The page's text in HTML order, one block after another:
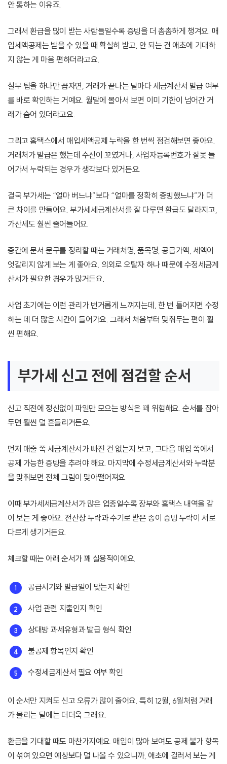
안 통하는 이유죠.
그래서 환급을 많이 받는 사람들일수록 증빙을 더 촘촘하게 챙겨요. 매
입세액공제는 받을 수 있을 때 확실히 받고, 안 되는 건 애초에 기대하
지 않는 게 마음 편하더라고요.
실무 팁을 하나만 꼽자면, 거래가 끝나는 날마다 세금계산서 발급 여부
를 바로 확인하는 거예요. 월말에 몰아서 보면 이미 기한이 넘어간 거
래가 숨어 있더라고요.
그리고 홈택스에서 매입세액공제 누락을 한 번씩 점검해보면 좋아요.
거래처가 발급은 했는데 수신이 꼬였거나, 사업자등록번호가 잘못 들
어가서 누락되는 경우가 생각보다 있거든요.
결국 부가세는 “얼마 버느냐”보다 “얼마를 정확히 증빙했느냐”가 더
큰 차이를 만들어요. 부가세세금계산서를 잘 다루면 환급도 달라지고,
가산세도 훨씬 줄어들어요.
중간에 문서 문구를 정리할 때는 거래처명, 품목명, 공급가액, 세액이
엇갈리지 않게 보는 게 좋아요. 의외로 오탈자 하나 때문에 수정세금계
산서가 필요한 경우가 많거든요.
사업 초기에는 이런 관리가 번거롭게 느껴지는데, 한 번 틀어지면 수정
하는 데 더 많은 시간이 들어가요. 그래서 처음부터 맞춰두는 편이 훨
씬 편해요.
부가세 신고 전에 점검할 순서
신고 직전에 정신없이 파일만 모으는 방식은 꽤 위험해요. 순서를 잡아
두면 훨씬 덜 흔들리거든요.
먼저 매출 쪽 세금계산서가 빠진 건 없는지 보고, 그다음 매입 쪽에서
공제 가능한 증빙을 추려야 해요. 마지막에 수정세금계산서와 누락분
을 맞춰보면 전체 그림이 맞아떨어져요.
이때 부가세세금계산서가 많은 업종일수록 장부와 홈택스 내역을 같
이 보는 게 좋아요. 전산상 누락과 수기로 받은 종이 증빙 누락이 서로
다르게 생기거든요.
체크할 때는 아래 순서가 꽤 실용적이에요.
공급시기와 발급일이 맞는지 확인
사업 관련 지출인지 확인
상대방 과세유형과 발급 형식 확인
불공제 항목인지 확인
수정세금계산서 필요 여부 확인
이 순서만 지켜도 신고 오류가 많이 줄어요. 특히 12월, 6월처럼 거래
가 몰리는 달에는 더더욱 그래요.
환급을 기대할 때도 마찬가지예요. 매입이 많아 보여도 공제 불가 항목
이 섞여 있으면 예상보다 덜 나올 수 있으니까, 애초에 걸러서 보는 게